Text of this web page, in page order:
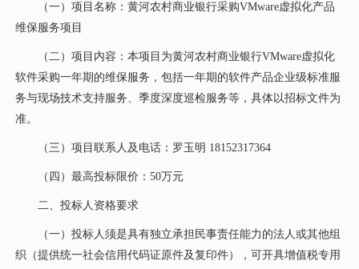
关于我们
（一）项目名称：黄河农村商业银行采购VMware虚拟化产品
维保服务项目
（二）项目内容： 本项目为黄河农村商业银行VMware虚拟化
软件采购一年期的维保服务，包括一年期的软件产品企业级标准服
务与现场技术支持服务、季度深度巡检服务等，具体以招标文件为
准。
（三）项目联系人及电话：罗玉明 18152317364
（四）最高投标限价： 50万元
二、投标人资格要求
（一）投标人须是具有独立承担民事责任能力的法人或其他组
织（提供统一社会信用代码证原件及复印件），可开具增值税专用